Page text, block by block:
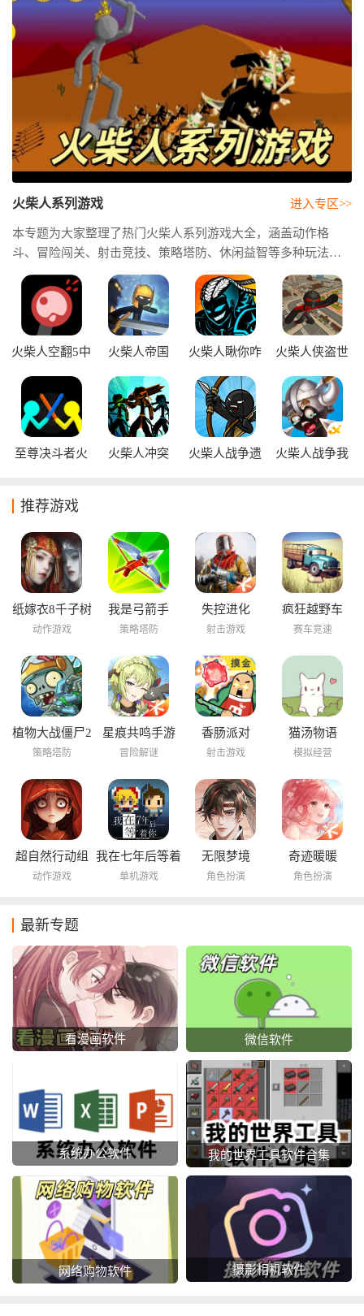
火柴人系列游戏
本专题为大家整理了热门火柴人系列游戏大全，涵盖动作格
斗、冒险闯关、射击竞技、策略塔防、休闲益智等多种玩法。
同时精选优质火柴人系列游戏合集，并汇集热门火柴人系列游
戏手机版资源，帮助玩家快速找到适合自己的精品作品，尽情
体验火柴人世界带来的刺激挑战与无限乐趣。
进入专区>>
火柴人空翻5中
火柴人帝国
火柴人瞅你咋
火柴人侠盗世
至尊决斗者火
火柴人冲突
火柴人战争遗
火柴人战争我
推荐游戏
纸嫁衣8千子树
动作游戏
我是弓箭手
策略塔防
失控进化
射击游戏
疯狂越野车
赛车竞速
植物大战僵尸2
海底世界
策略塔防
星痕共鸣手游
冒险解谜
香肠派对
射击游戏
猫汤物语
模拟经营
超自然行动组
动作游戏
我在七年后等着
你
单机游戏
无限梦境
角色扮演
奇迹暖暖
角色扮演
最新专题
看漫画软件 微信软件
系统办公软件 我的世界工具软件合集
网络购物软件 摄影相机软件